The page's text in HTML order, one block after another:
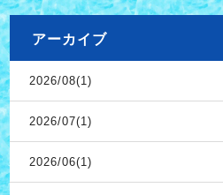
アーカイブ
2026/08(1)
2026/07(1)
2026/06(1)